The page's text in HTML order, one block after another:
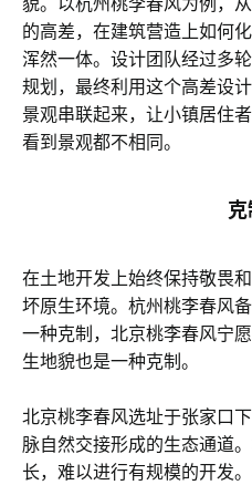
的高差，在建筑营造上如何
浑然一体。设计团队经过多
规划，最终利用这个高差设
景观串联起来，让小镇居住
看到景观都不相同。
克
在土地开发上始终保持敬畏
坏原生环境。杭州桃李春风
一种克制，北京桃李春风宁
生地貌也是一种克制。
北京桃李春风选址于张家口
脉自然交接形成的生态通道
长，难以进行有规模的开发